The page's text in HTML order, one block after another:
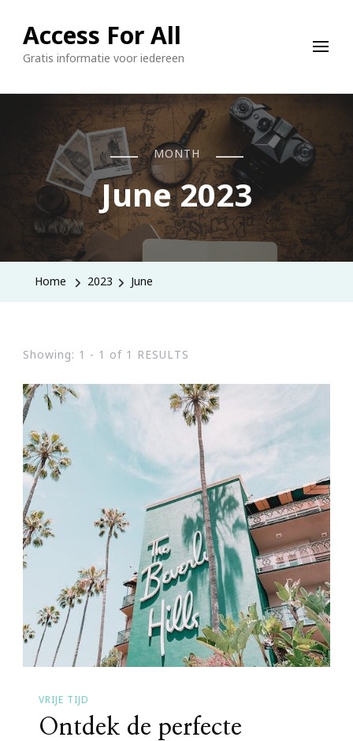
Access For All
Gratis informatie voor iedereen
MONTH
June 2023
Home 2023 June
Showing: 1 - 1 of 1 RESULTS
VRIJE TIJD
Ontdek de perfecte